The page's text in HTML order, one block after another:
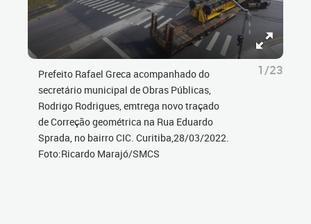
Prefeito Rafael Greca acompanhado do
secretário municipal de Obras Públicas,
Rodrigo Rodrigues, emtrega novo traçado
de Correção geométrica na Rua Eduardo
Sprada, no bairro CIC. Curitiba,28/03/2022.
Foto:Ricardo Marajó/SMCS
1/23